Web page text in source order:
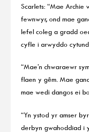
Scarlets: “Mae Archie
fewnwyr, ond mae
lefel coleg a gradd
cyfle i arwyddo
“Mae’n chwaraewr
flaen y gêm. Mae
mae wedi dangos ei
“Yn ystod yr amser
derbyn gwahoddiad i